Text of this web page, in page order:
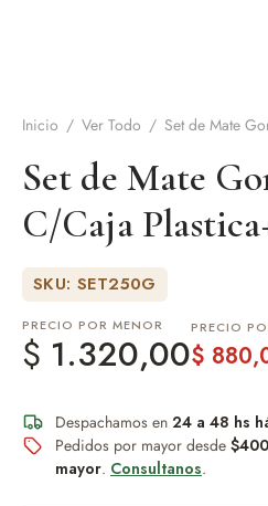
Inicio / Ver Todo / Set de Mate
Set de Mate
C/Caja
SKU: SET250G
PRECIO POR MENOR
$ 1.320,00
PRECIO
$
Despachamos en 24 a 48 hs
Pedidos por mayor desde
mayor. Consultanos.
y accesorios